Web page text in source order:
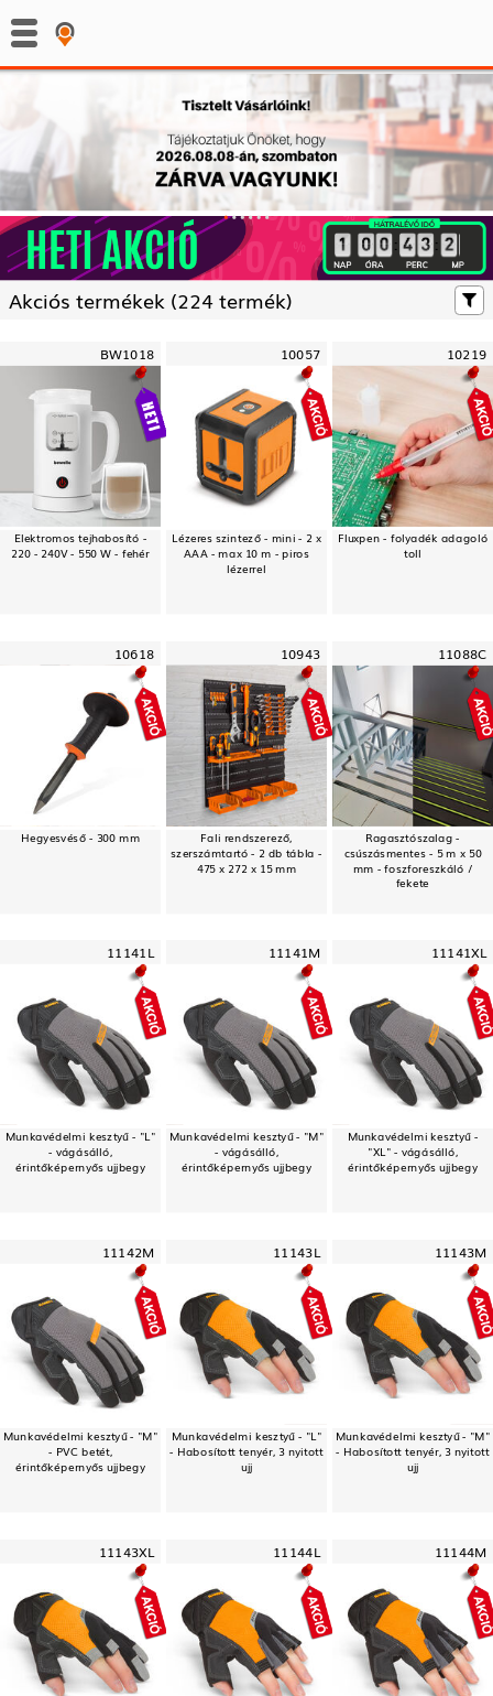
: :
Akciós termékek (224 termék)
BW1018
Elektromos tejhabosító -
220 - 240V - 550 W - fehér
10057
Lézeres szintező - mini - 2 x
AAA - max 10 m - piros
lézerrel
10219
Fluxpen - folyadék adagoló
toll
10618
Hegyesvéső - 300 mm
10943
Fali rendszerező,
szerszámtartó - 2 db tábla -
475 x 272 x 15 mm
11088C
Ragasztószalag -
csúszásmentes - 5 m x 50
mm - foszforeszkáló /
fekete
11141L
Munkavédelmi kesztyű - "L"
- vágásálló,
érintőképernyős ujjbegy
11141M
Munkavédelmi kesztyű - "M"
- vágásálló,
érintőképernyős ujjbegy
11141XL
Munkavédelmi kesztyű -
"XL" - vágásálló,
érintőképernyős ujjbegy
11142M
Munkavédelmi kesztyű - "M"
- PVC betét,
érintőképernyős ujjbegy
11143L
Munkavédelmi kesztyű - "L"
- Habosított tenyér, 3 nyitott
ujj
11143M
Munkavédelmi kesztyű - "M"
- Habosított tenyér, 3 nyitott
ujj
11143XL 11144L 11144M